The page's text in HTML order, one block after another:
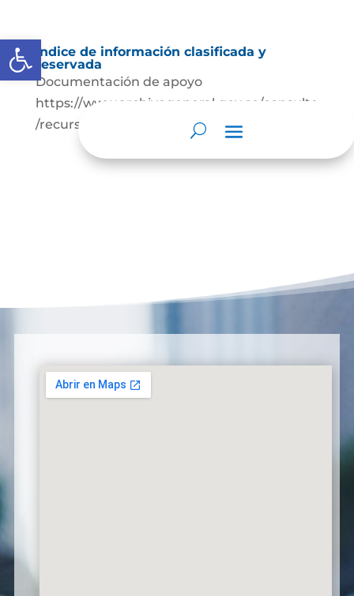
Abrir barra de herramientas
Índice de información clasificada y
reservada
Documentación de apoyo
https://www.archivogeneral.gov.co/consulte
/recursos/publicaciones